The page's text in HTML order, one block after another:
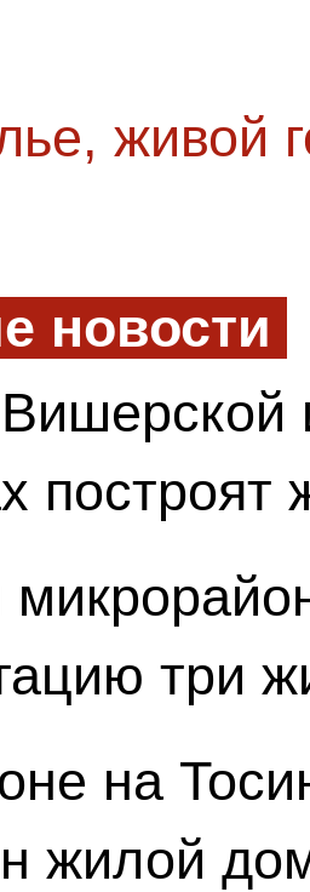
, живой
новости
построят
три
на
жилой